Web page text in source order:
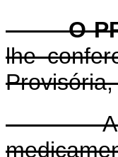
O
lhe
Art.